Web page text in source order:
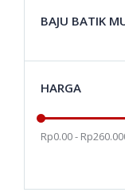
BAJU BATIK
HARGA
Rp0.00 -